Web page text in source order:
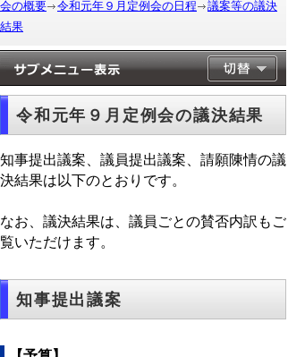
会の概要
令和元年９月定例会の日程
議案等の議決
結果
令和元年９月定例会の議決結果
知事提出議案、議員提出議案、請願陳情の議
決結果は以下のとおりです。
なお、議決結果は、議員ごとの賛否内訳もご
覧いただけます。
知事提出議案